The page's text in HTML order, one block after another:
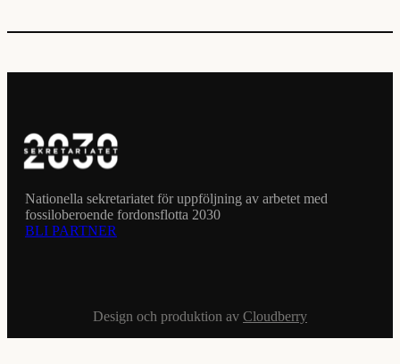
Nationella sekretariatet för uppföljning av arbetet med
fossiloberoende fordonsflotta 2030
BLI PARTNER
Design och produktion av Cloudberry